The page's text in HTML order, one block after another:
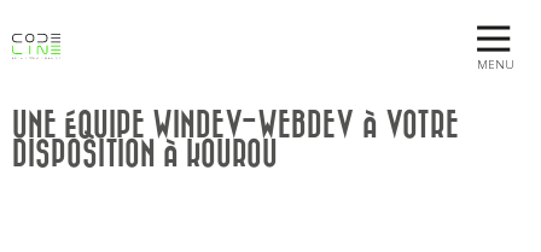
MENU
UNE ÉQUIPE WINDEV-WEBDEV À VOTRE
DISPOSITION À KOUROU